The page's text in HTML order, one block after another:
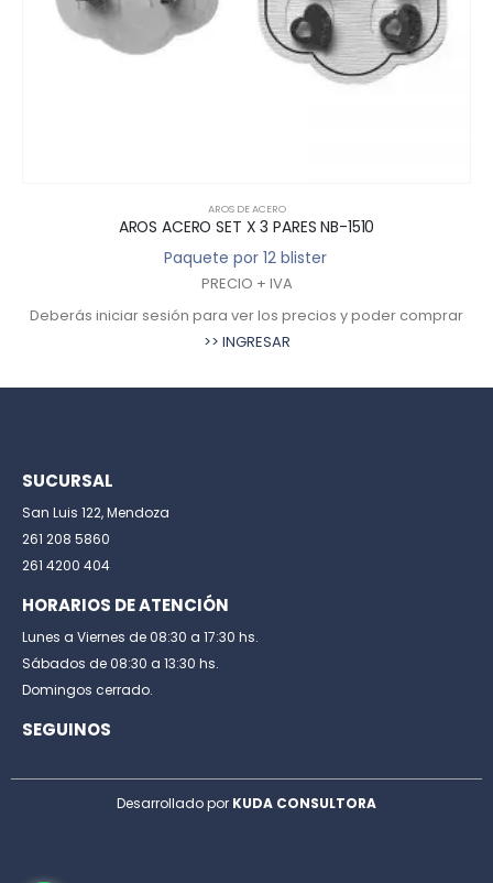
AROS DE ACERO
AROS ACERO SET X 3 PARES NB-1510
Paquete por 12 blister
PRECIO + IVA
Deberás iniciar sesión para ver los precios y poder comprar
>> INGRESAR
SUCURSAL
San Luis 122, Mendoza
261 208 5860
261 4200 404
HORARIOS DE ATENCIÓN
Lunes a Viernes de 08:30 a 17:30 hs.
Sábados de 08:30 a 13:30 hs.
Domingos cerrado.
SEGUINOS
Desarrollado por KUDA CONSULTORA